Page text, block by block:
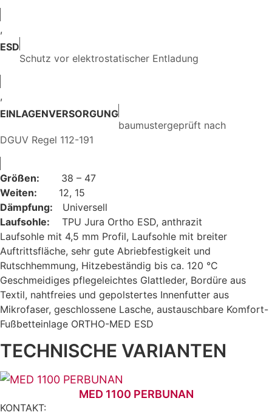
,
ESD
Schutz vor elektrostatischer Entladung
,
EINLAGENVERSORGUNG
baumustergeprüft nach
DGUV Regel 112-191
Größen: 38 – 47
Weiten: 12, 15
Dämpfung: Universell
Laufsohle: TPU Jura Ortho ESD, anthrazit
Laufsohle mit 4,5 mm Profil, Laufsohle mit breiter
Auftrittsfläche, sehr gute Abriebfestigkeit und
Rutschhemmung, Hitzebeständig bis ca. 120 °C
Geschmeidiges pflegeleichtes Glattleder, Bordüre aus
Textil, nahtfreies und gepolstertes Innenfutter aus
Mikrofaser, geschlossene Lasche, austauschbare Komfort-
Fußbetteinlage ORTHO-MED ESD
TECHNISCHE VARIANTEN
MED 1100 PERBUNAN
KONTAKT: